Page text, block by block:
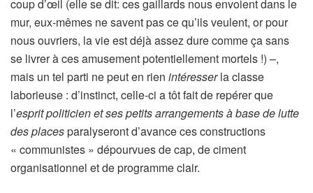
coup d’œil (elle se dit: ces gaillards nous envoient dans le
mur, eux-mêmes ne savent pas ce qu’ils veulent, or pour
nous ouvriers, la vie est déjà assez dure comme ça sans
se livrer à ces amusement potentiellement mortels !) –,
mais un tel parti ne peut en rien intéresserla classe
laborieuse : d’instinct, celle-ci a tôt fait de repérer que
l’esprit politicien et ses petits arrangements à base de lutte
des placesparalyseront d’avance ces constructions
« communistes » dépourvues de cap, de ciment
organisationnel et de programme clair.